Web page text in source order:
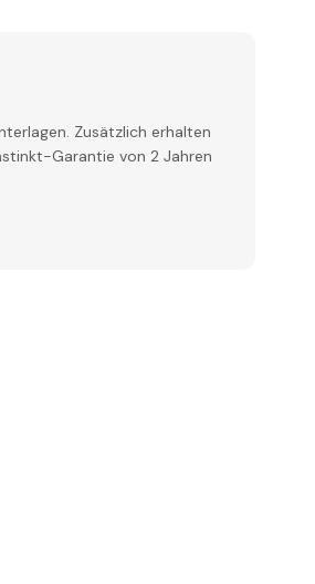
Zusätzlich erhalten
Garantie von 2 Jahren